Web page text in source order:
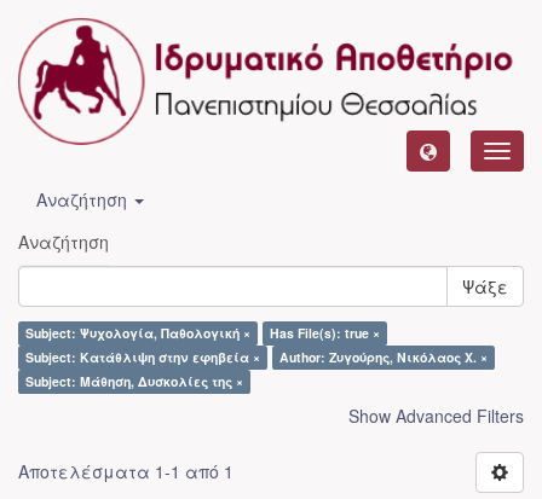
Αναζήτηση
Αναζήτηση
Ψάξε
Subject: Ψυχολογία, Παθολογική ×
Has File(s): true ×
Subject: Κατάθλιψη στην εφηβεία ×
Author: Ζυγούρης, Νικόλαος Χ. ×
Subject: Μάθηση, Δυσκολίες της ×
Show Advanced Filters
Αποτελέσματα 1-1 από 1